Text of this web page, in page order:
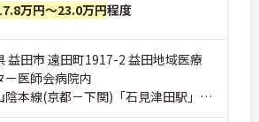
万円～23.0万円程度
益田市 遠田町1917-2 益田地域医療
ー医師会病院内
陰本線(京都－下関)「石見津田駅」バ
7分